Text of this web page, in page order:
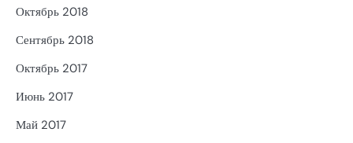
Октябрь 2018
Сентябрь 2018
Октябрь 2017
Июнь 2017
Май 2017